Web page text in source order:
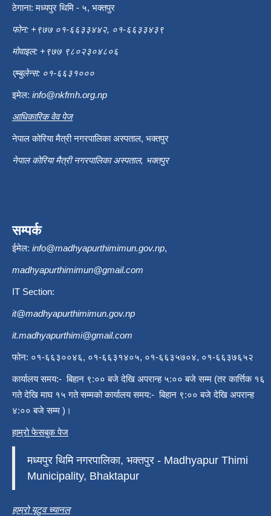
ठेगाना: मध्यपुर थिमि - ५, भक्तपुर
फोन: +९७७ ०१-६६३३४४२, ०१-६६३३४३९
मोवाइल: +९७७ ९८०२३०४८०६
एम्बुलेन्स: ०१-६६३१०००
इमेल: info@nkfmh.org.np
आधिकारिक वेव पेज
नेपाल कोरिया मैत्री नगरपालिका अस्पताल, भक्तपुर
नेपाल कोरिया मैत्री नगरपालिका अस्पताल, भक्तपुर
सम्पर्क
ईमेल: info@madhyapurthimimun.gov.np,
madhyapurthimimun@gmail.com
IT Section:
it@madhyapurthimimun.gov.np
it.madhyapurthimi@gmail.com
फोन: ०१-६६३००४६, ०१-६६३१४०५, ०१-६६३५७०४, ०१-६६३७६५२
कार्यालय समय:- बिहान ९:०० बजे देखि अपरान्ह ५:०० बजे सम्म (तर कार्त्तिक १६
गते देखि माघ १५ गते सम्मको कार्यालय समय:- बिहान ९:०० बजे देखि अपरान्ह
४:०० बजे सम्म )।
हाम्रो फेसबुक पेज
मध्यपुर थिमि नगरपालिका, भक्तपुर - Madhyapur Thimi
Municipality, Bhaktapur
हाम्रो यूटुव च्यानल